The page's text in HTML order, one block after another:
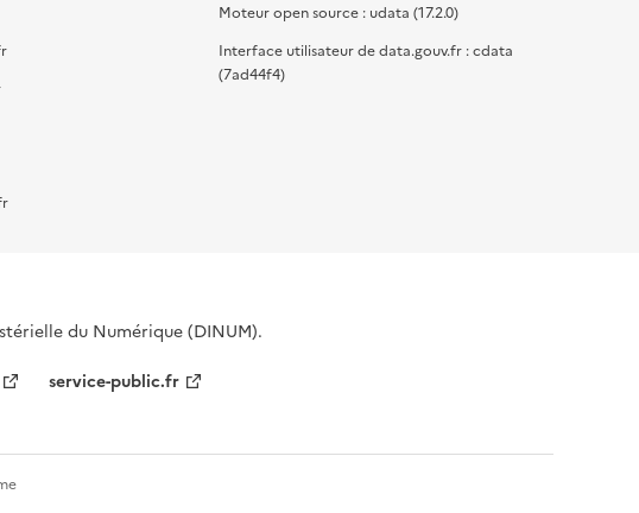
Moteur open source : udata (17.2.0)
Interface utilisateur de data.gouv.fr : cdata
(7ad44f4)
du Numérique (DINUM).
service-public.fr